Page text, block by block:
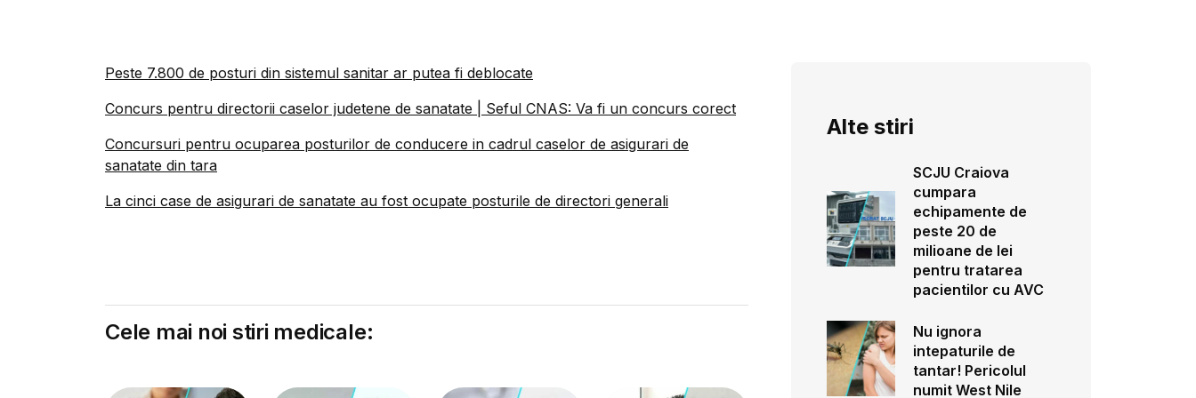
Peste 7.800 de posturi din sistemul sanitar ar putea fi deblocate
Concurs pentru directorii caselor judetene de sanatate | Seful CNAS: Va fi un concurs corect
Concursuri pentru ocuparea posturilor de conducere in cadrul caselor de asigurari de
sanatate din tara
La cinci case de asigurari de sanatate au fost ocupate posturile de directori generali
Cele mai noi stiri medicale:
Alte stiri
SCJU Craiova
cumpara
echipamente de
peste 20 de
milioane de lei
pentru tratarea
pacientilor cu AVC
Nu ignora
intepaturile de
tantar! Pericolul
numit West Nile